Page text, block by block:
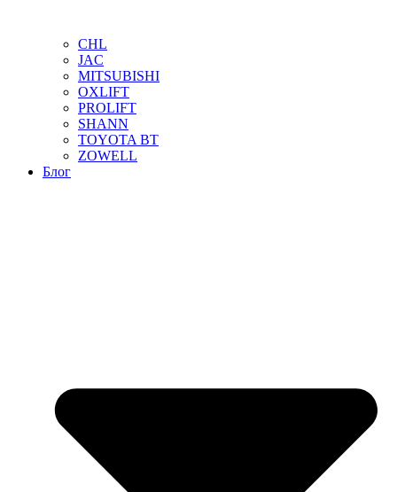
CHL
JAC
MITSUBISHI
OXLIFT
PROLIFT
SHANN
TOYOTA BT
ZOWELL
Блог